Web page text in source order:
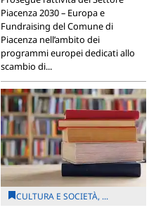
Piacenza 2030 – Europa e
Fundraising del Comune di
Piacenza nell’ambito dei
programmi europei dedicati allo
scambio di...
CULTURA E SOCIETÀ, ...